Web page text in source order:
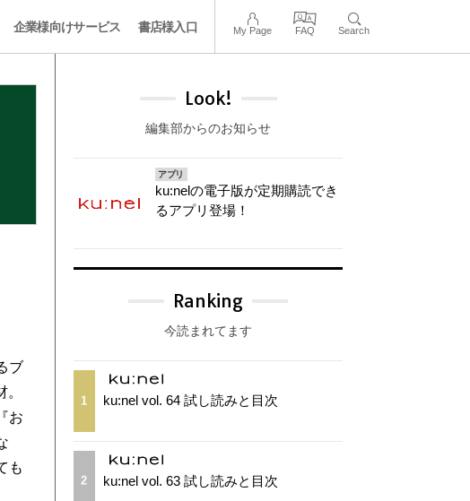
企業様向けサービス 書店様入口 My Page FAQ Search
ブ
お
も
Look!
編集部からのお知らせ
アプリ
ku:nelの電子版が定期購読でき
るアプリ登場！
Ranking
今読まれてます
1 ku:nel vol. 64 試し読みと目次
2 ku:nel vol. 63 試し読みと目次